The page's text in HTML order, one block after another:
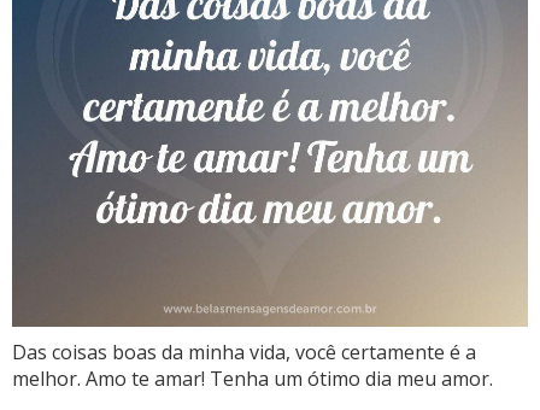
Das coisas boas da minha vida, você certamente é a
melhor. Amo te amar! Tenha um ótimo dia meu amor.